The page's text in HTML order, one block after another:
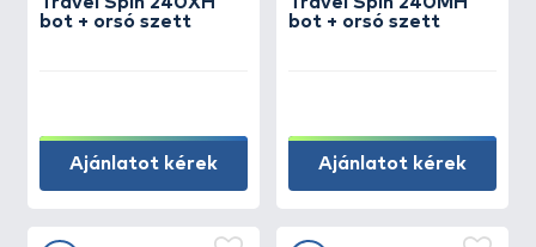
bot + orsó szett
Ajánlatot kérek
bot + orsó szett
Ajánlatot kérek